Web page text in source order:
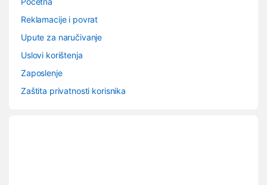
Reklamacije i povrat
Upute za naručivanje
Uslovi korištenja
Zaposlenje
Zaštita privatnosti korisnika